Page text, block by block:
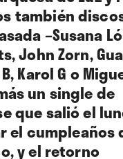
también
–Susana
John Zorn,
Karol G o
un single de
que salió el
el cumpleaños
y el retorno